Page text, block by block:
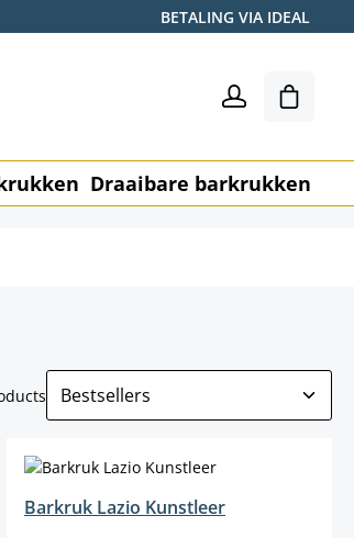
BETALING VIA IDEAL
Draaibare barkrukken
Barkruk Lazio Kunstleer